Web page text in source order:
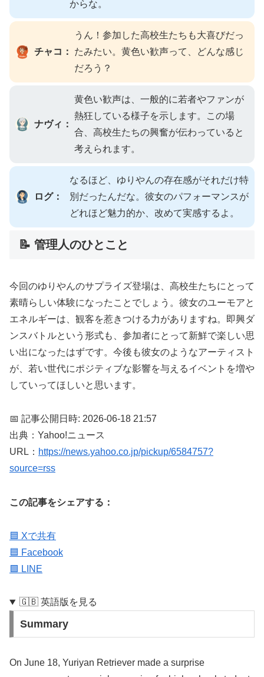
からな。
チャコ：
うん！参加した高校生たちも大喜びだっ
たみたい。黄色い歓声って、どんな感じ
だろう？
ナヴィ：
黄色い歓声は、一般的に若者やファンが
熱狂している様子を示します。この場
合、高校生たちの興奮が伝わっていると
考えられます。
ログ：
なるほど、ゆりやんの存在感がそれだけ特
別だったんだな。彼女のパフォーマンスが
どれほど魅力的か、改めて実感するよ。
📝 管理人のひとこと
今回のゆりやんのサプライズ登場は、高校生たちにとって
素晴らしい体験になったことでしょう。彼女のユーモアと
エネルギーは、観客を惹きつける力がありますね。即興ダ
ンスバトルという形式も、参加者にとって新鮮で楽しい思
い出になったはずです。今後も彼女のようなアーティスト
が、若い世代にポジティブな影響を与えるイベントを増や
していってほしいと思います。
📅 記事公開日時: 2026-06-18 21:57
出典：Yahoo!ニュース
URL： https://news.yahoo.co.jp/pickup/6584757?
source=rss
この記事をシェアする：
🟦 Xで共有
🟦 Facebook
🟩 LINE
🇬🇧 英語版を見る
Summary
On June 18, Yuriyan Retriever made a surprise